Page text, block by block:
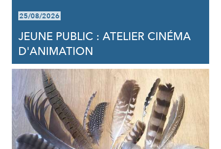
25/08/2026
JEUNE PUBLIC : ATELIER CINÉMA
D'ANIMATION